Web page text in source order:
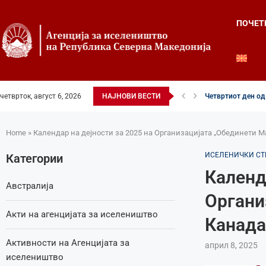
четврток, август 6, 2026 НАЈНОВИ ВЕСТИ Четвртиот ден
Home » Календар на дејности за 2025 на Организацијата „Обединети
ИСЕЛЕНИЧКИ
Канада
април 8, 2025
Категории
Австралија
Акти на агенцијата за иселеништво
Активности на Агенцијата за
иселеништво